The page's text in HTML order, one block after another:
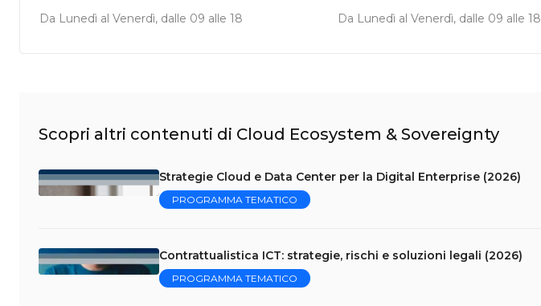
Da Lunedì al Venerdì, dalle 09 alle 18 Da Lunedì al Venerdì, dalle 09 alle 18
Scopri altri contenuti di Cloud Ecosystem & Sovereignty
Strategie Cloud e Data Center per la Digital Enterprise (2026)
PROGRAMMA TEMATICO
Contrattualistica ICT: strategie, rischi e soluzioni legali (2026)
PROGRAMMA TEMATICO